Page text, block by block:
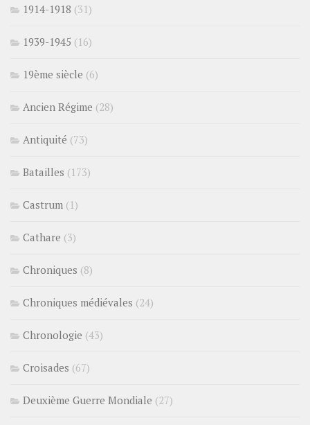
1914-1918 (31)
1939-1945 (16)
19ème siècle (6)
Ancien Régime (28)
Antiquité (73)
Batailles (173)
Castrum (1)
Cathare (3)
Chroniques (8)
Chroniques médiévales (24)
Chronologie (43)
Croisades (67)
Deuxième Guerre Mondiale (27)